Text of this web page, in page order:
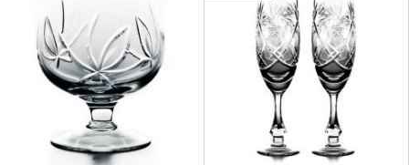
быстрый просмотр